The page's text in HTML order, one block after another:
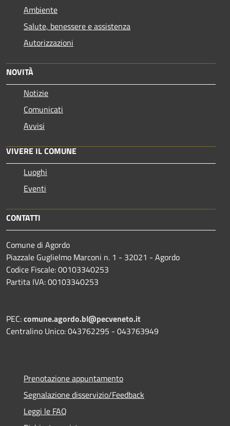
Ambiente
Salute, benessere e assistenza
Autorizzazioni
NOVITÀ
Notizie
Comunicati
Avvisi
VIVERE IL COMUNE
Luoghi
Eventi
CONTATTI
Comune di Agordo
Piazzale Guglielmo Marconi n. 1 - 32021 - Agordo
Codice Fiscale: 00103340253
Partita IVA: 00103340253
PEC:comune.agordo.bl@pecveneto.it
Centralino Unico: 043762295 - 043763949
Prenotazione appuntamento
Segnalazione disservizio/Feedback
Leggi le FAQ